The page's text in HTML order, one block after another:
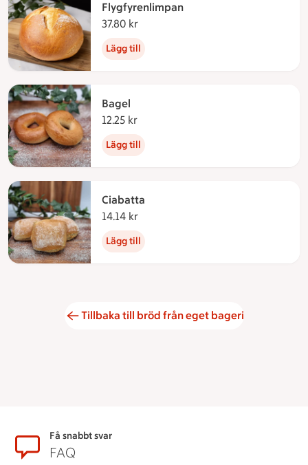
Flygfyrenlimpan
37.80 kr
Lägg till
Bagel
12.25 kr
Lägg till
Ciabatta
14.14 kr
Lägg till
Tillbaka till bröd från eget bageri
SidfotFå snabbt svar
FAQ